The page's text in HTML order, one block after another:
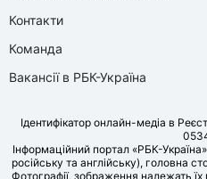
Контакти
Команда
Вакансії в РБК-Україна
Ідентифікатор онлайн-медіа в
Інформаційний портал «РБК-
російську та англійську), головна
Фотографії, зображення належать